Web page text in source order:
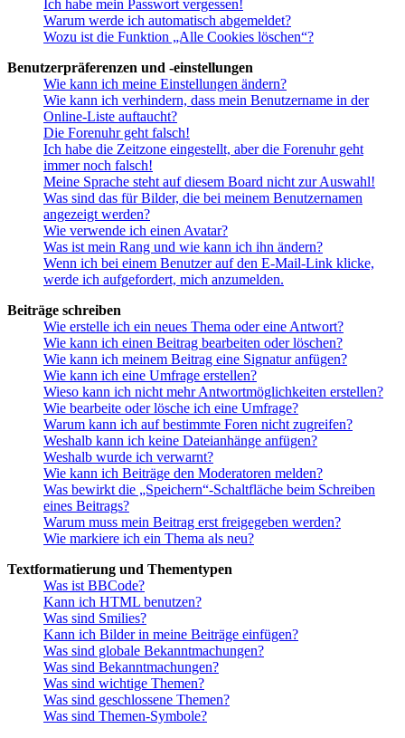
Ich habe mein Passwort vergessen!
Warum werde ich automatisch abgemeldet?
Wozu ist die Funktion „Alle Cookies löschen“?
Benutzerpräferenzen und -einstellungen
Wie kann ich meine Einstellungen ändern?
Wie kann ich verhindern, dass mein Benutzername in der
Online-Liste auftaucht?
Die Forenuhr geht falsch!
Ich habe die Zeitzone eingestellt, aber die Forenuhr geht
immer noch falsch!
Meine Sprache steht auf diesem Board nicht zur Auswahl!
Was sind das für Bilder, die bei meinem Benutzernamen
angezeigt werden?
Wie verwende ich einen Avatar?
Was ist mein Rang und wie kann ich ihn ändern?
Wenn ich bei einem Benutzer auf den E-Mail-Link klicke,
werde ich aufgefordert, mich anzumelden.
Beiträge schreiben
Wie erstelle ich ein neues Thema oder eine Antwort?
Wie kann ich einen Beitrag bearbeiten oder löschen?
Wie kann ich meinem Beitrag eine Signatur anfügen?
Wie kann ich eine Umfrage erstellen?
Wieso kann ich nicht mehr Antwortmöglichkeiten erstellen?
Wie bearbeite oder lösche ich eine Umfrage?
Warum kann ich auf bestimmte Foren nicht zugreifen?
Weshalb kann ich keine Dateianhänge anfügen?
Weshalb wurde ich verwarnt?
Wie kann ich Beiträge den Moderatoren melden?
Was bewirkt die „Speichern“-Schaltfläche beim Schreiben
eines Beitrags?
Warum muss mein Beitrag erst freigegeben werden?
Wie markiere ich ein Thema als neu?
Textformatierung und Thementypen
Was ist BBCode?
Kann ich HTML benutzen?
Was sind Smilies?
Kann ich Bilder in meine Beiträge einfügen?
Was sind globale Bekanntmachungen?
Was sind Bekanntmachungen?
Was sind wichtige Themen?
Was sind geschlossene Themen?
Was sind Themen-Symbole?